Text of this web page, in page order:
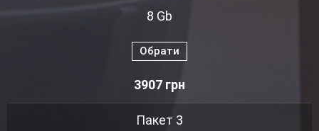
8 Gb
Обрати
3907 грн
Пакет 3